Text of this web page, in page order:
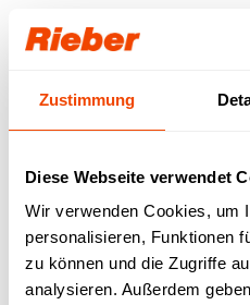
Zustimmung
Diese Webseite verwendet
Wir verwenden Cookies, um
personalisieren, Funktionen
zu können und die Zugriffe
analysieren. Außerdem
Unser
Bereich für
Step 1: Wählen Sie
Produktfamilie aus
Step 2: Wählen sie
Verfügbare